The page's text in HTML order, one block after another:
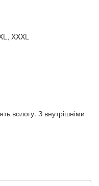
XXXL
вологу. З внутрішніми